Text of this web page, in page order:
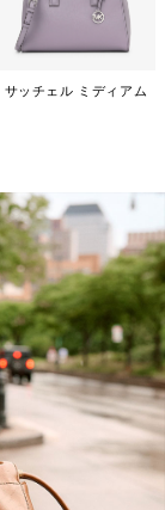
サッチェル ミディアム